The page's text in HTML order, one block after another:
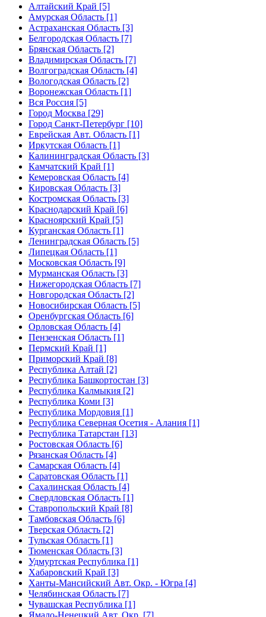
Алтайский Край [5]
Амурская Область [1]
Астраханская Область [3]
Белгородская Область [7]
Брянская Область [2]
Владимирская Область [7]
Волгоградская Область [4]
Вологодская Область [2]
Воронежская Область [1]
Вся Россия [5]
Город Москва [29]
Город Санкт-Петербург [10]
Еврейская Авт. Область [1]
Иркутская Область [1]
Калининградская Область [3]
Камчатский Край [1]
Кемеровская Область [4]
Кировская Область [3]
Костромская Область [3]
Краснодарский Край [6]
Красноярский Край [5]
Курганская Область [1]
Ленинградская Область [5]
Липецкая Область [1]
Московская Область [9]
Мурманская Область [3]
Нижегородская Область [7]
Новгородская Область [2]
Новосибирская Область [5]
Оренбургская Область [6]
Орловская Область [4]
Пензенская Область [1]
Пермский Край [1]
Приморский Край [8]
Республика Алтай [2]
Республика Башкортостан [3]
Республика Калмыкия [2]
Республика Коми [3]
Республика Мордовия [1]
Республика Северная Осетия - Алания [1]
Республика Татарстан [13]
Ростовская Область [6]
Рязанская Область [4]
Самарская Область [4]
Саратовская Область [1]
Сахалинская Область [4]
Свердловская Область [1]
Ставропольский Край [8]
Тамбовская Область [6]
Тверская Область [2]
Тульская Область [1]
Тюменская Область [3]
Удмуртская Республика [1]
Хабаровский Край [3]
Ханты-Мансийский Авт. Окр. - Югра [4]
Челябинская Область [7]
Чувашская Республика [1]
Ямало-Ненецкий Авт. Окр. [7]